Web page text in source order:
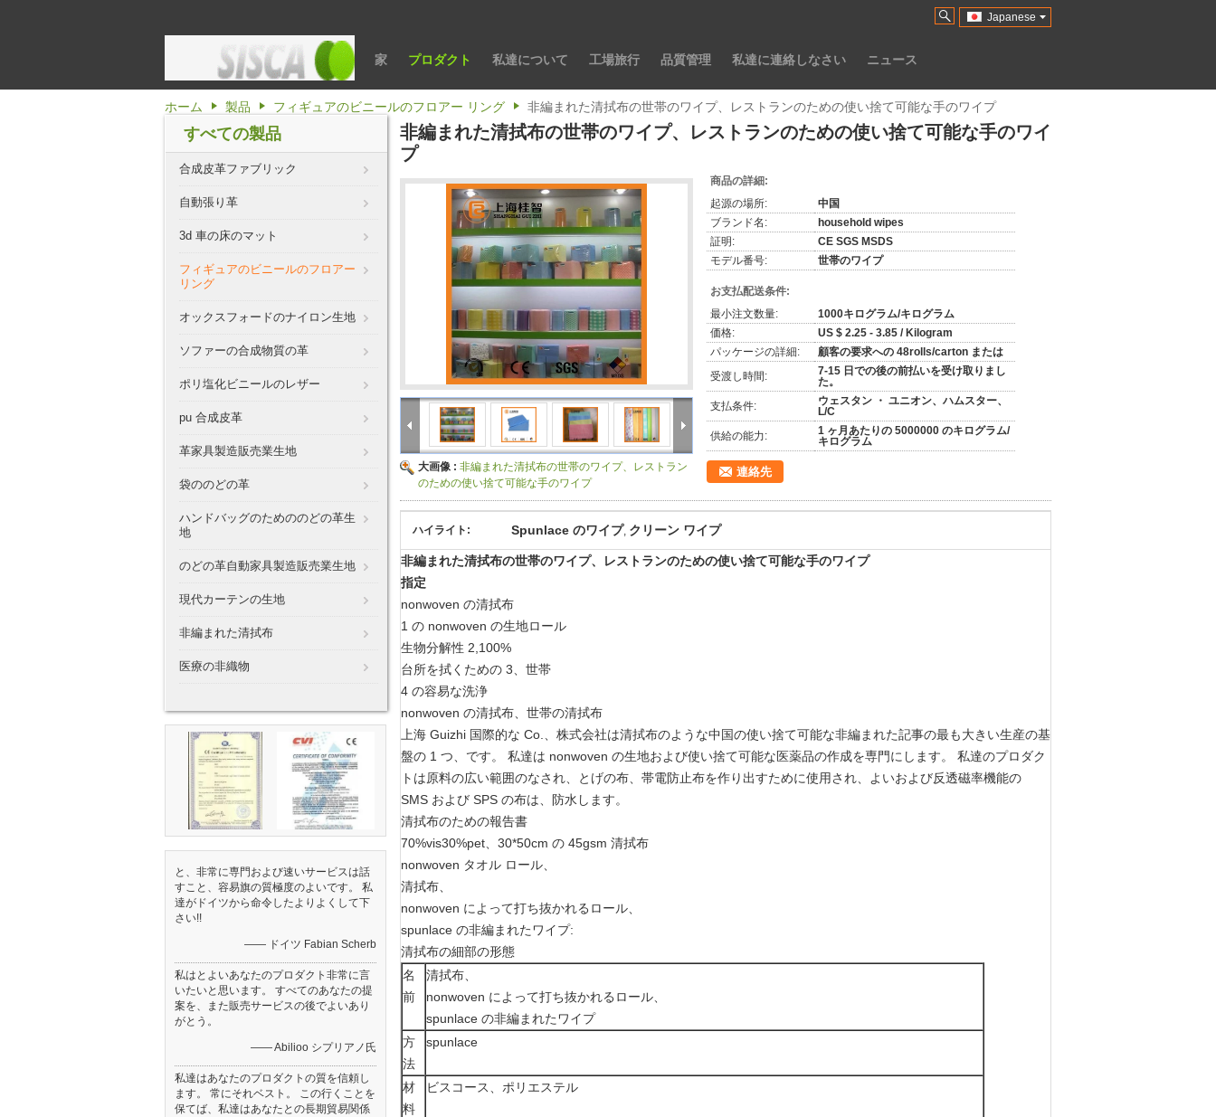
Japanese
家 プロダクト 私達について 工場旅行 品質管理 私達に連絡しなさい ニュース
ホーム 製品 フィギュアのビニールのフロアー リング 非編まれた清拭布の世帯のワイプ、レストランのための使い捨て可能な手のワイプ
すべての製品
合成皮革ファブリック
自動張り革
3d 車の床のマット
フィギュアのビニールのフロアー
リング
オックスフォードのナイロン生地
ソファーの合成物質の革
ポリ塩化ビニールのレザー
pu 合成皮革
革家具製造販売業生地
袋ののどの革
ハンドバッグのためののどの革生
地
のどの革自動家具製造販売業生地
現代カーテンの生地
非編まれた清拭布
医療の非織物
と、非常に専門および速いサービスは話
すこと、容易旗の質極度のよいです。 私
達がドイツから命令したよりよくして下
さい!!
—— ドイツ Fabian Scherb
私はとよいあなたのプロダクト非常に言
いたいと思います。 すべてのあなたの提
案を、また販売サービスの後でよいあり
がとう。
—— Abilioo シプリアノ氏
私達はあなたのプロダクトの質を信頼し
ます。 常にそれベスト。 この行くことを
保てば、私達はあなたとの長期貿易関係
非編まれた清拭布の世帯のワイプ、レストランのための使い捨て可能な手のワイ
プ
大画像 : 非編まれた清拭布の世帯のワイプ、レストラン
のための使い捨て可能な手のワイプ
商品の詳細:
起源の場所:
中国
ブランド名:
household wipes
証明:
CE SGS MSDS
モデル番号:
世帯のワイプ
お支払配送条件:
最小注文数量:
1000キログラム/キログラム
価格:
US $ 2.25 - 3.85 / Kilogram
パッケージの詳細:
顧客の要求への 48rolls/carton または
受渡し時間:
7-15 日での後の前払いを受け取りまし
た。
支払条件:
ウェスタン ・ ユニオン、ハムスター、
L/C
供給の能力:
1 ヶ月あたりの 5000000 のキログラム/
キログラム
連絡先
ハイライト: Spunlace のワイプ, クリーン ワイプ
非編まれた清拭布の世帯のワイプ、レストランのための使い捨て可能な手のワイプ
指定
nonwoven の清拭布
1 の nonwoven の生地ロール
生物分解性 2,100%
台所を拭くための 3、世帯
4 の容易な洗浄
nonwoven の清拭布、世帯の清拭布
上海 Guizhi 国際的な Co.、株式会社は清拭布のような中国の使い捨て可能な非編まれた記事の最も大きい生産の基
盤の 1 つ、です。 私達は nonwoven の生地および使い捨て可能な医薬品の作成を専門にします。 私達のプロダク
トは原料の広い範囲のなされ、とげの布、帯電防止布を作り出すために使用され、よいおよび反透磁率機能の
SMS および SPS の布は、防水します。
清拭布のための報告書
70%vis30%pet、30*50cm の 45gsm 清拭布
nonwoven タオル ロール、
清拭布、
nonwoven によって打ち抜かれるロール、
spunlace の非編まれたワイプ:
清拭布の細部の形態
名
前
清拭布、
nonwoven によって打ち抜かれるロール、
spunlace の非編まれたワイプ
方
法
spunlace
材
料
ビスコース、ポリエステル